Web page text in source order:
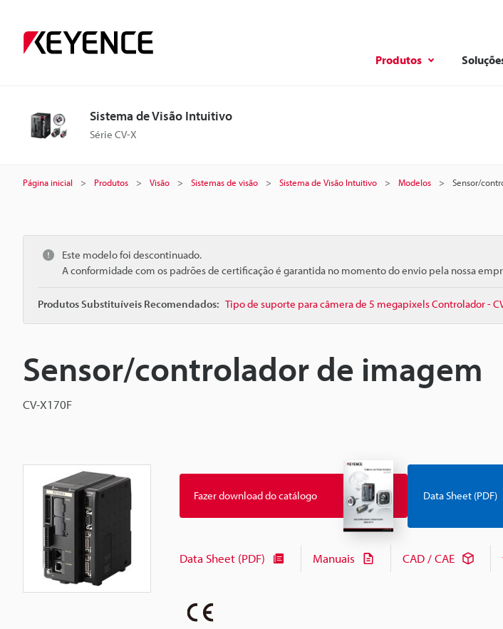
Produtos
Sistema de Visão Intuitivo
Série CV-X
Página inicial Produtos Visão Sistemas de visão Sistema de Visão Intuitivo Modelos Sensor/
Este modelo foi descontinuado.
A conformidade com os padrões de certificação é garantida no momento do envio pela nossa
Produtos Substituíveis Recomendados: Tipo de suporte para câmera de 5 megapixels Controlador -
Sensor/controlador de imagem
CV-X170F
Fazer download do catálogo Data Sheet (PDF)
Data Sheet (PDF) Manuais CAD / CAE